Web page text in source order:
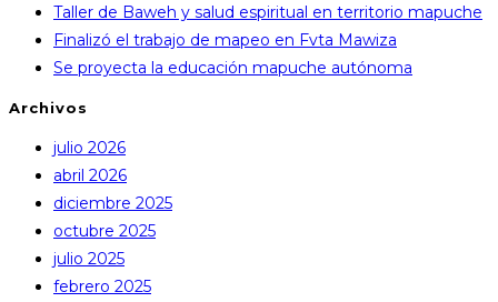
Taller de Baweh y salud espiritual en territorio mapuche
Finalizó el trabajo de mapeo en Fvta Mawiza
Se proyecta la educación mapuche autónoma
Archivos
julio 2026
abril 2026
diciembre 2025
octubre 2025
julio 2025
febrero 2025